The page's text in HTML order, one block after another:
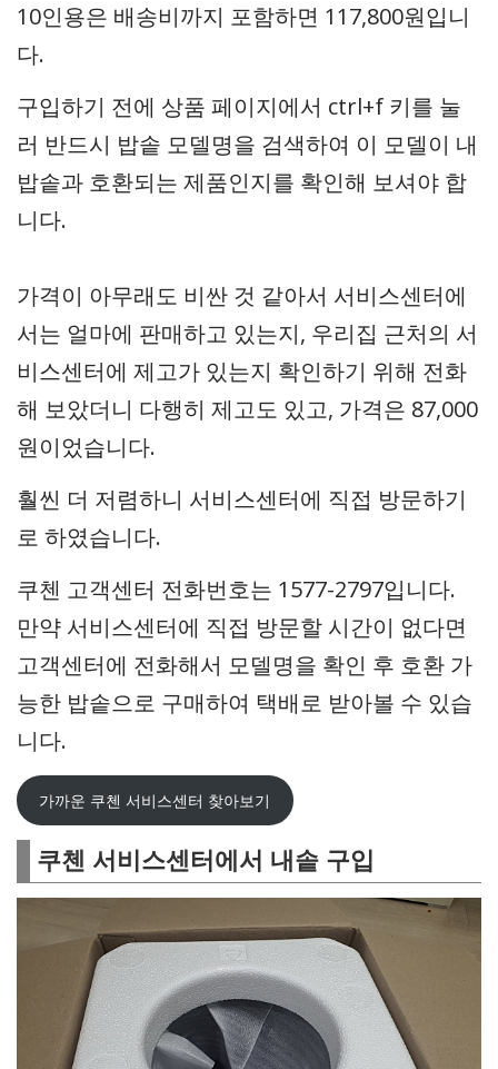
10인용은 배송비까지 포함하면 117,800원입니
다.
구입하기 전에 상품 페이지에서 ctrl+f 키를 눌
러 반드시 밥솥 모델명을 검색하여 이 모델이 내
밥솥과 호환되는 제품인지를 확인해 보셔야 합
니다.
가격이 아무래도 비싼 것 같아서 서비스센터에
서는 얼마에 판매하고 있는지, 우리집 근처의 서
비스센터에 제고가 있는지 확인하기 위해 전화
해 보았더니 다행히 제고도 있고, 가격은 87,000
원이었습니다.
훨씬 더 저렴하니 서비스센터에 직접 방문하기
로 하였습니다.
쿠첸 고객센터 전화번호는 1577-2797입니다.
만약 서비스센터에 직접 방문할 시간이 없다면
고객센터에 전화해서 모델명을 확인 후 호환 가
능한 밥솥으로 구매하여 택배로 받아볼 수 있습
니다.
가까운 쿠첸 서비스센터 찾아보기
쿠첸 서비스센터에서 내솥 구입